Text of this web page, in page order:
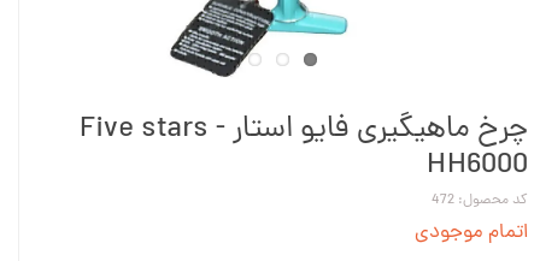
چرخ ماهیگیری فایو استار Five stars -
HH6000
کد محصول: 472
اتمام موجودی